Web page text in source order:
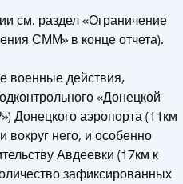
см. раздел «Ограничение
СММ» в конце отчета).
военные действия,
«Донецкой
Донецкого аэропорта (11км
вокруг него, и особенно
Авдеевки (17км к
зафиксированных